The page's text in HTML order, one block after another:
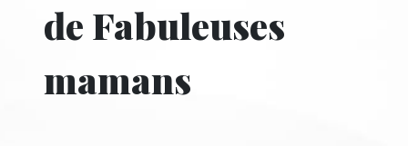
de Fabuleuses
mamans